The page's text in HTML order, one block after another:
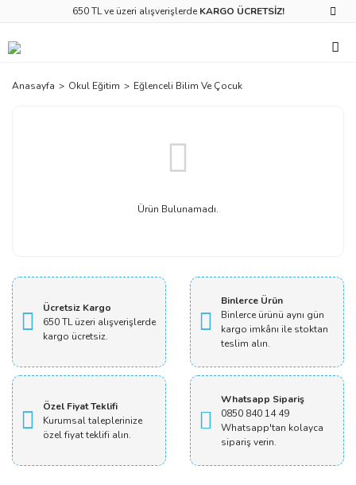
650 TL ve üzeri alışverişlerde KARGO ÜCRETSİZ!
Anasayfa Okul Eğitim Eğlenceli Bilim Ve Çocuk
Ürün Bulunamadı.
Ücretsiz Kargo
650 TL üzeri alışverişlerde
kargo ücretsiz.
Binlerce Ürün
Binlerce ürünü aynı gün
kargo imkânı ile stoktan
teslim alın.
Özel Fiyat Teklifi
Kurumsal taleplerinize
özel fiyat teklifi alın.
Whatsapp Sipariş
0850 840 14 49
Whatsapp'tan kolayca
sipariş verin.